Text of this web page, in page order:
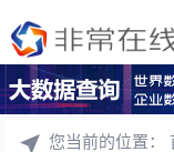
您当前的位置：